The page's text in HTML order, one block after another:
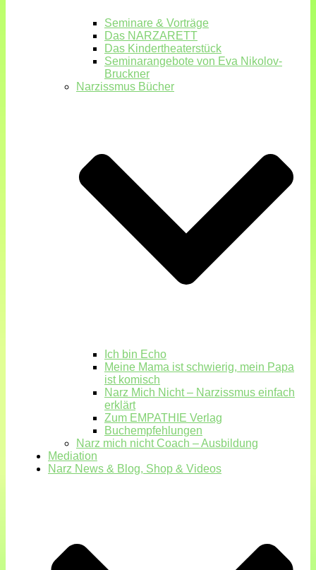
Seminare & Vorträge
Das NARZARETT
Das Kindertheaterstück
Seminarangebote von Eva Nikolov-
Bruckner
Narzissmus Bücher
Ich bin Echo
Meine Mama ist schwierig, mein Papa
ist komisch
Narz Mich Nicht – Narzissmus einfach
erklärt
Zum EMPATHIE Verlag
Buchempfehlungen
Narz mich nicht Coach – Ausbildung
Mediation
Narz News & Blog, Shop & Videos